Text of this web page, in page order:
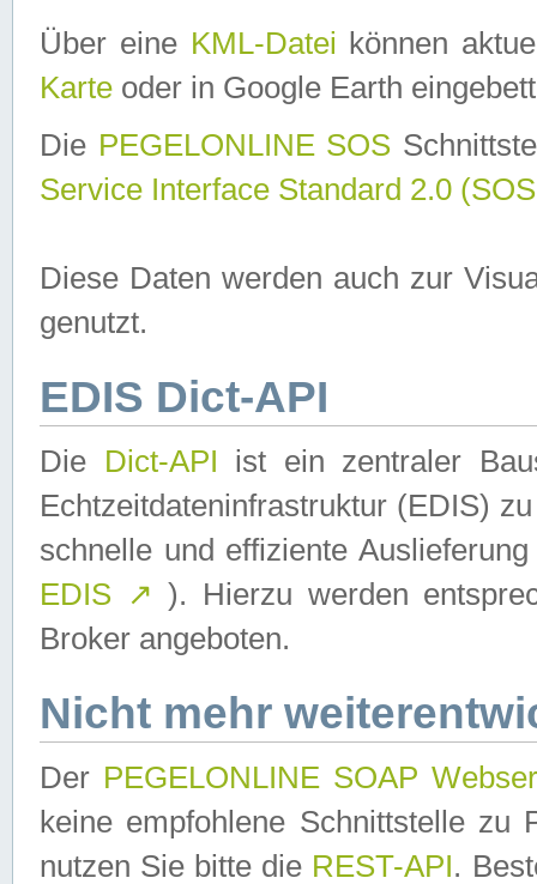
Über eine KML-Datei können
Karte oder in Google Earth
Die PEGELONLINE SOS
Service Interface Standard 2.0
Diese Daten werden auch zur
genutzt.
EDIS Dict-API
Die Dict-API ist ein zentraler
Echtzeitdateninfrastruktur (EDIS)
schnelle und effiziente
EDIS ↗ ). Hierzu werden
Broker angeboten.
Nicht mehr
Der PEGELONLINE SOAP
keine empfohlene Schnittstelle zu
nutzen Sie bitte die REST-API.